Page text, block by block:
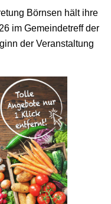
Börnsen hält ihre
im Gemeindetreff der
der Veranstaltung